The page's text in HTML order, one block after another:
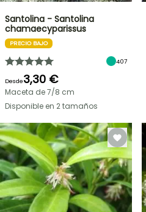
Santolina - Santolina
chamaecyparissus
PRECIO BAJO
407
Desde3,30 €
Maceta de 7/8 cm
Disponible en 2 tamaños